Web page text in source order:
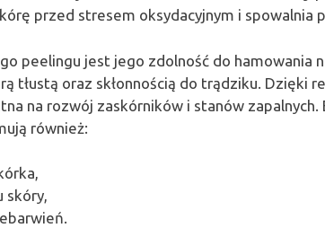
przed stresem oksydacyjnym i spowalnia
peelingu jest jego zdolność do hamowania
tłustą oraz skłonnością do trądziku. Dzięki
na rozwój zaskórników i stanów
również:
skóry,